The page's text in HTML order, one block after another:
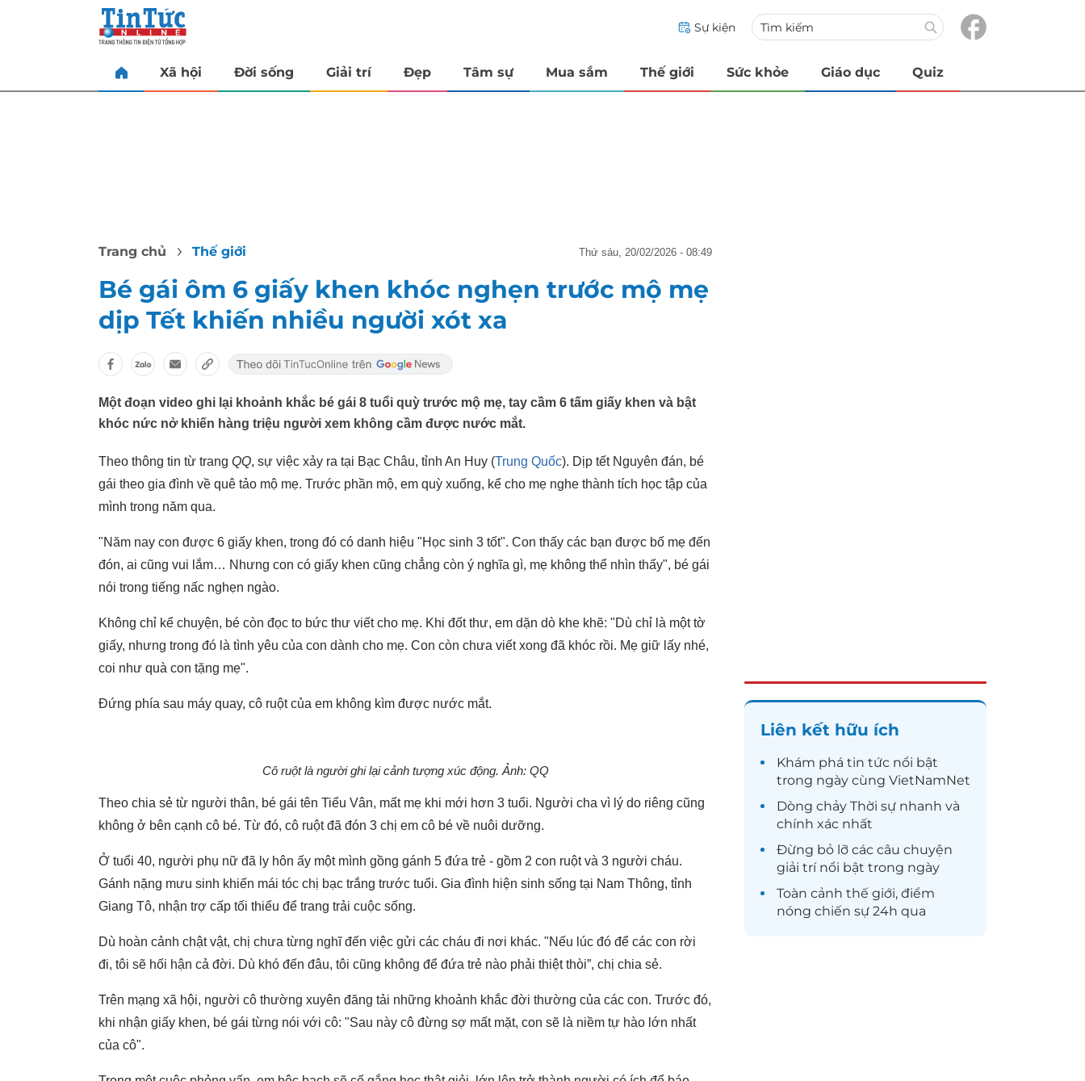
Sự kiện
Xã hội Đời sống Giải trí Đẹp Tâm sự Mua sắm Thế giới Sức khỏe Giáo dục Quiz
Trang chủ Thế giới thứ sáu, 20/02/2026 - 08:49
Bé gái ôm 6 giấy khen khóc nghẹn trước mộ mẹ
dịp Tết khiến nhiều người xót xa
Một đoạn video ghi lại khoảnh khắc bé gái 8 tuổi quỳ trước mộ mẹ, tay cầm 6 tấm giấy khen và bật
khóc nức nở khiến hàng triệu người xem không cầm được nước mắt.
Theo thông tin từ trang QQ, sự việc xảy ra tại Bạc Châu, tỉnh An Huy (Trung Quốc). Dịp tết Nguyên đán, bé
gái theo gia đình về quê tảo mộ mẹ. Trước phần mộ, em quỳ xuống, kể cho mẹ nghe thành tích học tập của
mình trong năm qua.
"Năm nay con được 6 giấy khen, trong đó có danh hiệu "Học sinh 3 tốt". Con thấy các bạn được bố mẹ đến
đón, ai cũng vui lắm… Nhưng con có giấy khen cũng chẳng còn ý nghĩa gì, mẹ không thể nhìn thấy", bé gái
nói trong tiếng nấc nghẹn ngào.
Không chỉ kể chuyện, bé còn đọc to bức thư viết cho mẹ. Khi đốt thư, em dặn dò khe khẽ: "Dù chỉ là một tờ
giấy, nhưng trong đó là tình yêu của con dành cho mẹ. Con còn chưa viết xong đã khóc rồi. Mẹ giữ lấy nhé,
coi như quà con tặng mẹ".
Đứng phía sau máy quay, cô ruột của em không kìm được nước mắt.
Cô ruột là người ghi lại cảnh tượng xúc động. Ảnh: QQ
Theo chia sẻ từ người thân, bé gái tên Tiểu Vân, mất mẹ khi mới hơn 3 tuổi. Người cha vì lý do riêng cũng
không ở bên cạnh cô bé. Từ đó, cô ruột đã đón 3 chị em cô bé về nuôi dưỡng.
Ở tuổi 40, người phụ nữ đã ly hôn ấy một mình gồng gánh 5 đứa trẻ - gồm 2 con ruột và 3 người cháu.
Gánh nặng mưu sinh khiến mái tóc chị bạc trắng trước tuổi. Gia đình hiện sinh sống tại Nam Thông, tỉnh
Giang Tô, nhận trợ cấp tối thiểu để trang trải cuộc sống.
Dù hoàn cảnh chật vật, chị chưa từng nghĩ đến việc gửi các cháu đi nơi khác. "Nếu lúc đó để các con rời
đi, tôi sẽ hối hận cả đời. Dù khó đến đâu, tôi cũng không để đứa trẻ nào phải thiệt thòi”, chị chia sẻ.
Trên mạng xã hội, người cô thường xuyên đăng tải những khoảnh khắc đời thường của các con. Trước đó,
khi nhận giấy khen, bé gái từng nói với cô: "Sau này cô đừng sợ mất mặt, con sẽ là niềm tự hào lớn nhất
của cô".
Liên kết hữu ích
Khám phá tin tức nổi bật
trong ngày cùng VietNamNet
Dòng chảy Thời sự nhanh và
chính xác nhất
Đừng bỏ lỡ các câu chuyện
giải trínổi bật trong ngày
Toàn cảnh thế giới, điểm
nóng chiến sự 24h qua